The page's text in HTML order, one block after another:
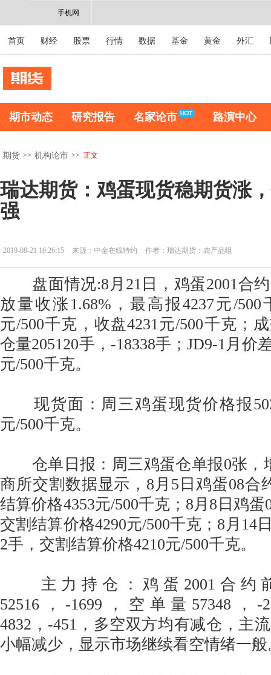
手机网
首页 财经 股票 行情 数据 基金 黄金 外汇
期市动态 研究报告 名家论市 路演中心
期货 >> 机构论市 >> 正文
瑞达期货：鸡蛋现货稳期货涨
强
2019-08-21 16:26:15 来源：中金在线特约 作者：瑞达期货：农产品组
盘面情况:8月21日，鸡蛋2001合约
放量收涨1.68%，最高报4237元/500
元/500千克，收盘4231元/500千克；
仓量205120手，-18338手；JD9-1月价
元/500千克。
现货面：周三鸡蛋现货价格报
元/500千克。
仓单日报：周三鸡蛋仓单报0张，
商所交割数据显示，8月5日鸡蛋08合
结算价格4353元/500千克；8月8日鸡
交割结算价格4290元/500千克；8月14
2手，交割结算价格4210元/500千克。
主力持仓：鸡蛋2001合约
52516，-1699，空单量57348，
4832，-451，多空双方均有减仓，主
小幅减少，显示市场继续看空情绪一般